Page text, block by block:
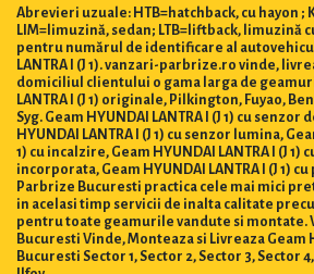
Abrevieri uzuale: HTB=hatchback, cu hayon ;
LIM=limuzină, sedan; LTB=liftback, limuzină
pentru numărul de identificare al
LANTRA I (J 1). vanzari-parbrize.ro vinde,
domiciliul clientului o gama larga de
LANTRA I (J 1) originale, Pilkington, Fuyao,
Syg. Geam HYUNDAI LANTRA I (J 1) cu senzor
HYUNDAI LANTRA I (J 1) cu senzor lumina,
1) cu incalzire, Geam HYUNDAI LANTRA I (J 1)
incorporata, Geam HYUNDAI LANTRA I (J 1)
Parbrize Bucuresti practica cele mai mici
in acelasi timp servicii de inalta calitate
pentru toate geamurile vandute si montate.
Bucuresti Vinde, Monteaza si Livreaza Geam
Bucuresti Sector 1, Sector 2, Sector 3, Sector
Ilfov.